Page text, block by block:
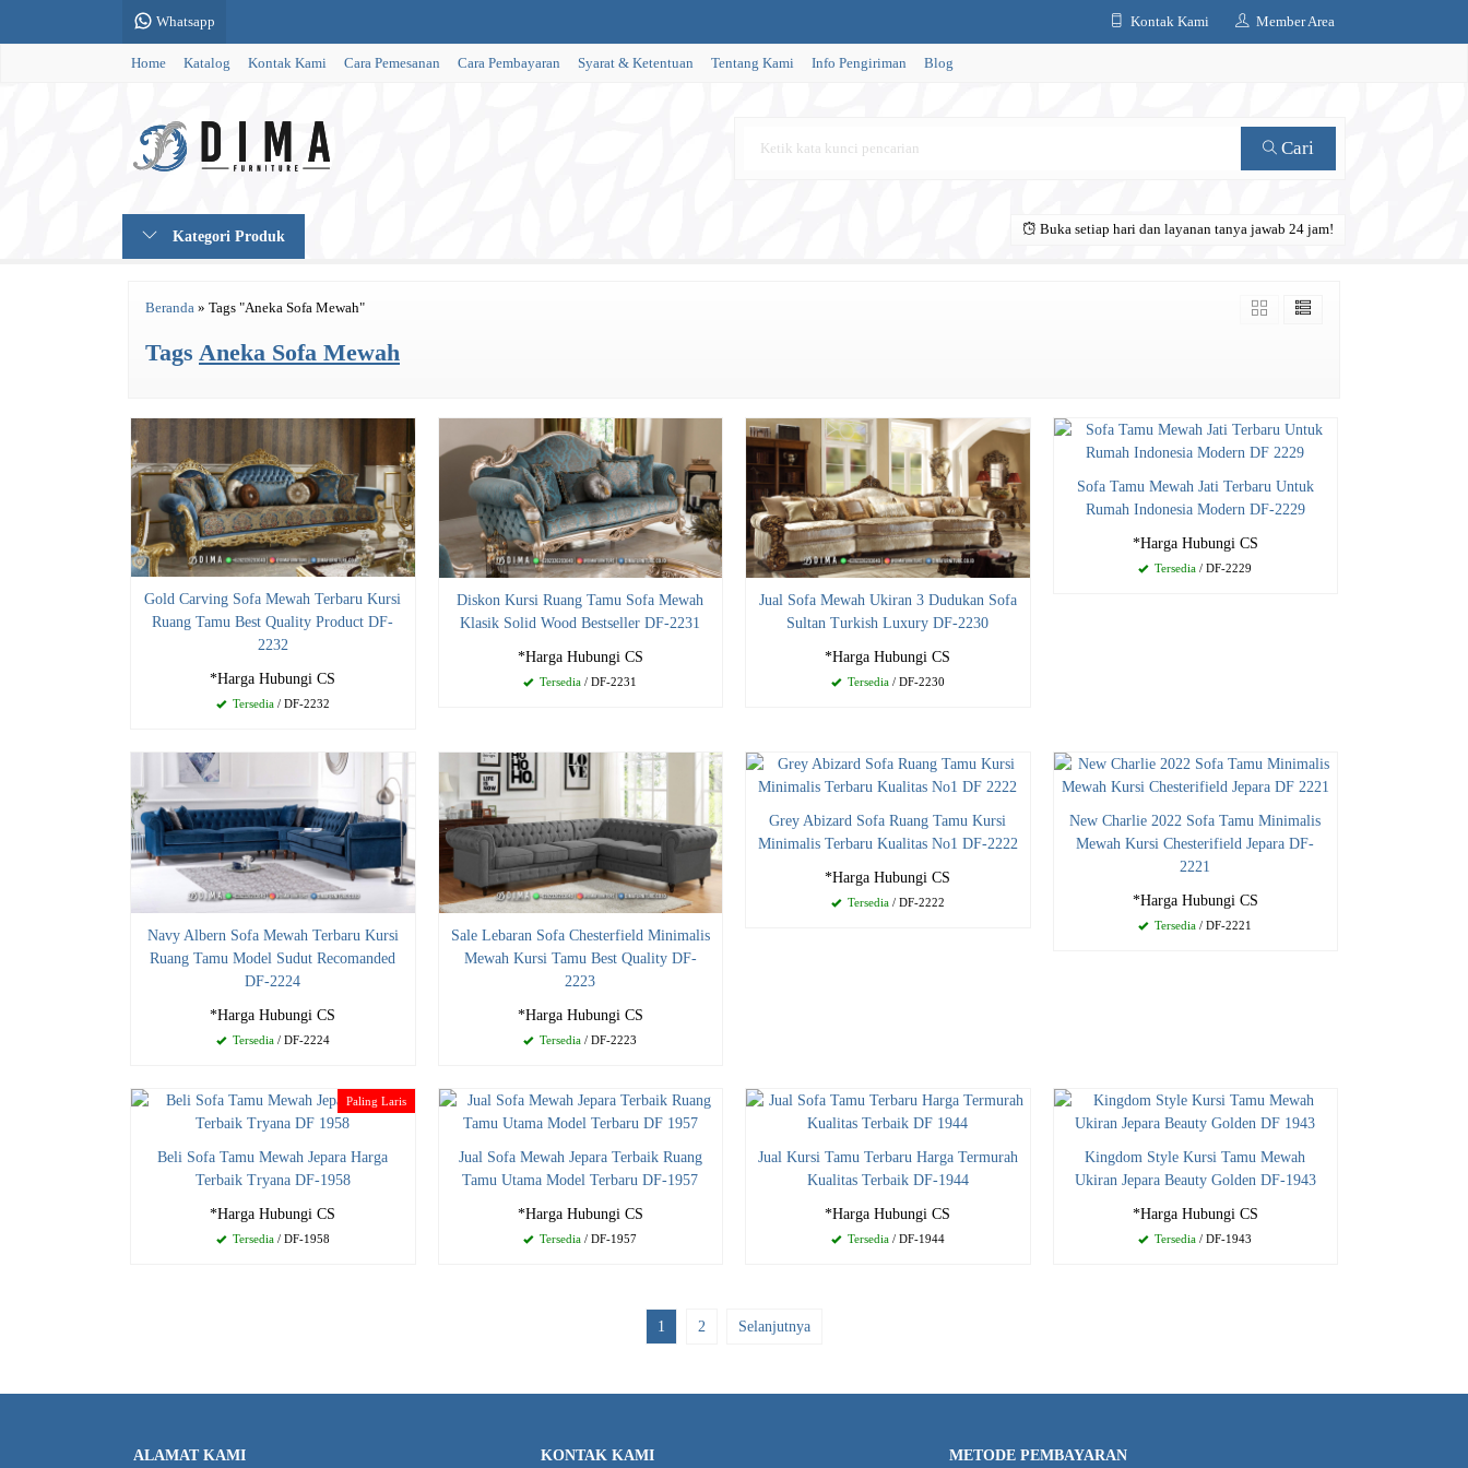
Whatsapp Kontak Kami Member Area
Home Katalog Kontak Kami Cara Pemesanan Cara Pembayaran Syarat & Ketentuan Tentang Kami Info Pengiriman Blog
Cari
Kategori Produk Buka setiap hari dan layanan tanya jawab 24 jam!
Beranda » Tags "Aneka Sofa Mewah"
Tags Aneka Sofa Mewah
Gold Carving Sofa Mewah Terbaru Kursi
Ruang Tamu Best Quality Product DF-
2232
*Harga Hubungi CS
Tersedia/ DF-2232
Diskon Kursi Ruang Tamu Sofa Mewah
Klasik Solid Wood Bestseller DF-2231
*Harga Hubungi CS
Tersedia / DF-2231
Jual Sofa Mewah Ukiran 3 Dudukan Sofa
Sultan Turkish Luxury DF-2230
*Harga Hubungi CS
Tersedia/ DF-2230
Sofa Tamu Mewah Jati Terbaru Untuk
Rumah Indonesia Modern DF-2229
*Harga Hubungi CS
Tersedia / DF-2229
Navy Albern Sofa Mewah Terbaru Kursi
Ruang Tamu Model Sudut Recomanded
DF-2224
*Harga Hubungi CS
Tersedia/ DF-2224
Sale Lebaran Sofa Chesterfield Minimalis
Mewah Kursi Tamu Best Quality DF-
2223
*Harga Hubungi CS
Tersedia / DF-2223
Grey Abizard Sofa Ruang Tamu Kursi
Minimalis Terbaru Kualitas No1 DF-2222
*Harga Hubungi CS
Tersedia/ DF-2222
New Charlie 2022 Sofa Tamu Minimalis
Mewah Kursi Chesterifield Jepara DF-
2221
*Harga Hubungi CS
Tersedia / DF-2221
Paling Laris
Beli Sofa Tamu Mewah Jepara Harga
Terbaik Tryana DF-1958
*Harga Hubungi CS
Tersedia/ DF-1958
Jual Sofa Mewah Jepara Terbaik Ruang
Tamu Utama Model Terbaru DF-1957
*Harga Hubungi CS
Tersedia / DF-1957
Jual Kursi Tamu Terbaru Harga Termurah
Kualitas Terbaik DF-1944
*Harga Hubungi CS
Tersedia/ DF-1944
Kingdom Style Kursi Tamu Mewah
Ukiran Jepara Beauty Golden DF-1943
*Harga Hubungi CS
Tersedia / DF-1943
1 2 Selanjutnya
ALAMAT KAMI KONTAK KAMI METODE PEMBAYARAN